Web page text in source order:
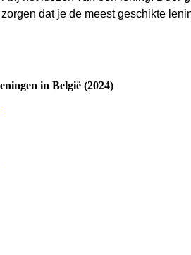
dat je de meest geschikte
in België (2024)